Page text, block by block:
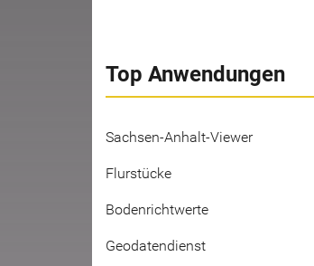
Top Anwendungen
Sachsen-Anhalt-Viewer
Flurstücke
Bodenrichtwerte
Geodatendienst